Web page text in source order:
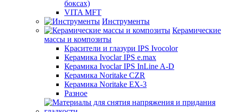
боксах)
VITA MFT
Инструменты
Керамические
массы и композиты
Красители и глазури IPS Ivocolor
Керамика Ivoclar IPS e.max
Керамика Ivoclar IPS InLine A-D
Керамика Noritake CZR
Керамика Noritake EX-3
Разное